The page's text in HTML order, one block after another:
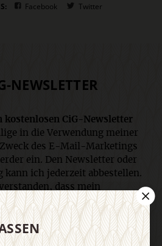
Facebook Twitter
NEWSLETTER
kostenlosen CiG-Newsletter
in die Verwendung meiner
des E-Mail-Marketings
ein. Den Newsletter oder
ich jederzeit abbestellen.
dass mein
Nutzungsverhalten in
Mail-Werbung erfasst und
die Inhalte besser auf meine
Über einen Link in